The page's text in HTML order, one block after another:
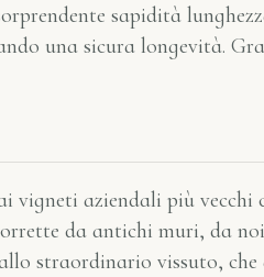
sapidità
una sicura longevità.
vigneti aziendali più vecchi
da antichi muri, da
straordinario vissuto, che